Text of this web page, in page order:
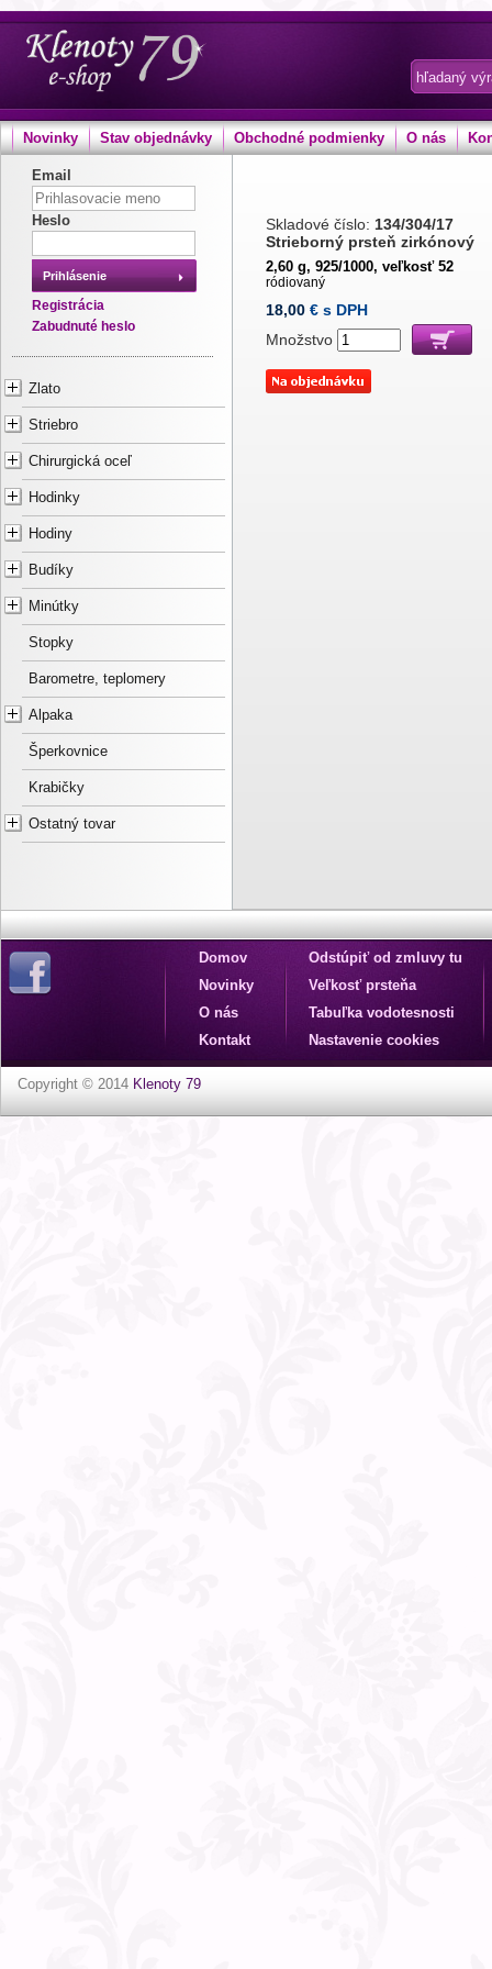
Novinky Stav objednávky Obchodné podmienky O nás
Email
Heslo
Prihlásenie
Registrácia
Zabudnuté heslo
Zlato
Striebro
Chirurgická oceľ
Hodinky
Hodiny
Budíky
Minútky
Stopky
Barometre, teplomery
Alpaka
Šperkovnice
Krabičky
Ostatný tovar
Skladové číslo: 134/304/17
Strieborný prsteň zirkónový
2,60 g, 925/1000, veľkosť 52
ródiovaný
18,00 € s DPH
Množstvo
Domov
Novinky
O nás
Kontakt
Odstúpiť od zmluvy tu
Veľkosť prsteňa
Tabuľka vodotesnosti
Nastavenie cookies
Copyright © 2014 Klenoty 79